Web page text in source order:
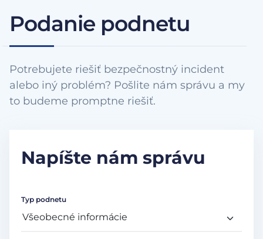
Podanie podnetu
Potrebujete riešiť bezpečnostný incident
alebo iný problém? Pošlite nám správu a my
to budeme promptne riešiť.
Napíšte nám správu
Typ podnetu